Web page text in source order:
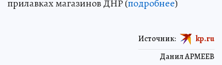
прилавках магазинов ДНР (подробнее)
Данил АРМЕЕВ
Источник: kp.ru